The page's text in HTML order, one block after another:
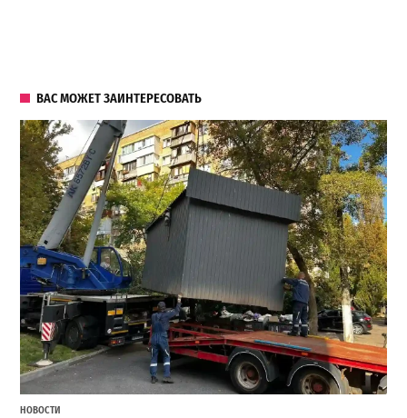
ВАС МОЖЕТ ЗАИНТЕРЕСОВАТЬ
НОВОСТИ